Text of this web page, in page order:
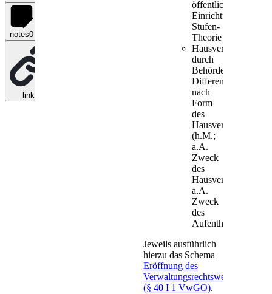
notes0
links
öffentlichen
Einrichtungen:
Stufen-
Theorie
Hausverbot
durch
Behördenleiter:
Differenzierung
nach
Form
des
Hausverbotes
(h.M.;
a.A.
Zweck
des
Hausverbotes;
a.A.
Zweck
des
Aufenthalts)
Jeweils ausführlich
hierzu das Schema
Eröffnung des
Verwaltungsrechtswegs
(§ 40 I 1 VwGO).